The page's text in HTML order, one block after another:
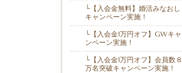
└【入会金無料】婚活みなおし
キャンペーン実施！
└【入会金1万円オフ】GWキャ
ンペーン実施！
└【入会金1万円オフ】会員数８
万名突破キャンペーン実施！